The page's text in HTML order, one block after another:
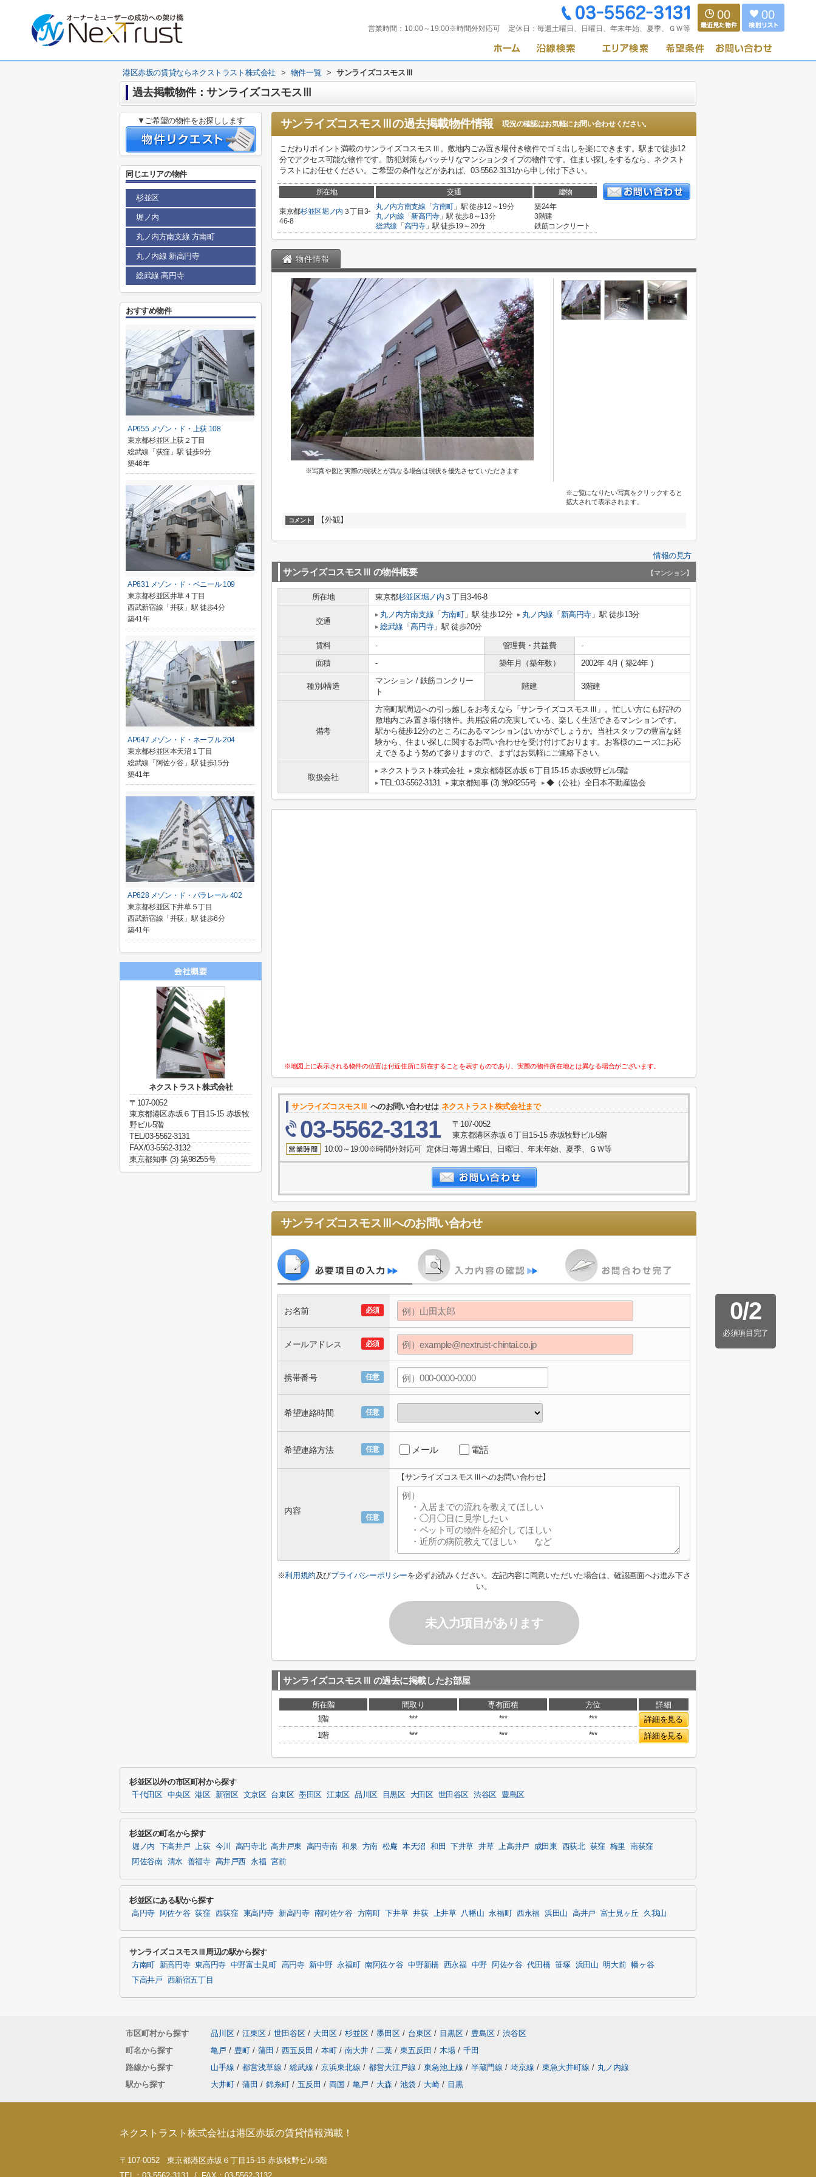
営業時間： 10:00～19:00※時間外対応可 定休日： 毎週土曜日、日曜日、年末年始、夏季、ＧＷ等
00 00
港区赤坂の賃貸ならネクストラスト株式会社 > 物件一覧 > サンライズコスモスⅢ
過去掲載物件：サンライズコスモスⅢ
サンライズコスモスⅢの過去掲載物件情報 現況の確認はお気軽にお問い合わせください。
こだわりポイント満載のサンライズコスモスⅢ。敷地内ごみ置き場付き物件でゴミ出しを楽にできます。駅まで徒歩12
分でアクセス可能な物件です。防犯対策もバッチリなマンションタイプの物件です。住まい探しをするなら、ネクスト
ラストにお任せください。ご希望の条件などがあれば、03-5562-3131から申し付け下さい。
所在地 交通 建物
東京都杉並区堀ノ内 ３丁目3-
46-8
丸ノ内方南支線 「方南町 」駅 徒歩12～19分
丸ノ内線 「新高円寺」駅 徒歩8～13分
総武線 「 高円寺」駅 徒歩19～20分
築24年
3階建
鉄筋コンクリート
物件情報
※写真や図と実際の現状とが異なる場合は現状を優先させていただきます
※ご覧になりたい写真をクリックすると
拡大されて表示されます。
コメント 【外観】
情報の見方
サンライズコスモスⅢ の物件概要 【マンション】
所在地 東京都杉並区堀ノ内 ３丁目3-46-8
交通
丸ノ内方南支線 「 方南町」駅 徒歩12分 丸ノ内線 「 新高円寺」駅 徒歩13分
総武線 「高円寺」駅 徒歩20分
賃料 - 管理費・共益費
-
面積
- 築年月（築年数） 2002年 4月 ( 築24年 )
種別/構造
マンション / 鉄筋コンクリー
ト
階建 3階建
備考
方南町駅周辺への引っ越しをお考えなら「サンライズコスモスⅢ」。忙しい方にも好評の
敷地内ごみ置き場付物件。共用設備の充実している、楽しく生活できるマンションです。
駅から徒歩12分のところにあるマンションはいかがでしょうか。当社スタッフの豊富な経
験から、住まい探しに関するお問い合わせを受け付けております。お客様のニーズにお応
えできるよう努めて参りますので、まずはお気軽にご連絡下さい。
取扱会社
ネクストラスト株式会社
東京都港区赤坂６丁目15-15 赤坂牧野ビル5階
TEL:03-5562-3131
東京都知事 (3) 第98255号 ◆（公社）全日本不動産協会
※地図上に表示される物件の位置は付近住所に所在することを表すものであり、実際の物件所在地とは異なる場合がございます。
サンライズコスモスⅢ へのお問い合わせは ネクストラスト株式会社まで
03-5562-3131
〒107-0052
東京都港区赤坂６丁目15-15 赤坂牧野ビル5階
10:00～19:00※時間外対応可 定休日:毎週土曜日、日曜日、年末年始、夏季、ＧＷ等
サンライズコスモスⅢへのお問い合わせ
0/2
必須項目完了
必須
お名前
必須
メールアドレス
任意
携帯番号
任意
希望連絡時間
任意
希望連絡方法 メール 電話
任意
内容
【サンライズコスモスⅢへのお問い合わせ】
※利用規約及びプライバシーポリシーを必ずお読みください。左記内容に同意いただいた場合は、確認画面へお進み下さ
い。
未入力項目があります
サンライズコスモスⅢ の過去に掲載したお部屋
所在階 間取り 専有面積 方位
詳細
1階
*** *** ***
詳細を見る
1階
*** *** *** 詳細を見る
▼ご希望の物件をお探しします
同じエリアの物件
杉並区
堀ノ内
丸ノ内方南支線 方南町
丸ノ内線 新高円寺
総武線 高円寺
おすすめ物件
AP655 メゾン・ド・上荻 108
東京都杉並区上荻２丁目
総武線「荻窪」駅 徒歩9分
築46年
AP631 メゾン・ド・ベニール 109
東京都杉並区井草４丁目
西武新宿線「井荻」駅 徒歩4分
築41年
AP647 メゾン・ド・ネーフル 204
東京都杉並区本天沼１丁目
総武線「阿佐ケ谷」駅 徒歩15分
築41年
AP628 メゾン・ド・パラレール 402
東京都杉並区下井草５丁目
西武新宿線「井荻」駅 徒歩6分
築41年
ネクストラスト株式会社
〒107-0052
東京都港区赤坂６丁目15-15 赤坂牧
野ビル5階
TEL/03-5562-3131
FAX/03-5562-3132
東京都知事 (3) 第98255号
杉並区以外の市区町村から探す
千代田区 中央区 港区 新宿区 文京区 台東区 墨田区 江東区 品川区 目黒区 大田区 世田谷区 渋谷区 豊島区
杉並区の町名から探す
堀ノ内 下高井戸 上荻 今川 高円寺北 高井戸東 高円寺南 和泉 方南 松庵 本天沼 和田 下井草 井草 上高井戸 成田東 西荻北 荻窪 梅里
南荻窪
阿佐谷南
清水 善福寺 高井戸西 永福 宮前
杉並区にある駅から探す
高円寺 阿佐ケ谷 荻窪 西荻窪 東高円寺 新高円寺 南阿佐ケ谷 方南町 下井草 井荻 上井草 八幡山 永福町 西永福 浜田山 高井戸 富士見ヶ丘 久我山
サンライズコスモスⅢ周辺の駅から探す
方南町 新高円寺 東高円寺 中野富士見町 高円寺 新中野 永福町 南阿佐ケ谷 中野新橋 西永福 中野 阿佐ケ谷 代田橋 笹塚 浜田山 明大前 幡ヶ谷
下高井戸
西新宿五丁目
市区町村から探す 品川区 / 江東区 / 世田谷区 / 大田区 / 杉並区 / 墨田区 / 台東区 / 目黒区 / 豊島区 / 渋谷区
町名から探す
亀戸 / 豊町 / 蒲田 / 西五反田 / 本町 / 南大井 / 二葉 / 東五反田 / 木場 / 千田
路線から探す
山手線 / 都営浅草線 / 総武線 / 京浜東北線 / 都営大江戸線 / 東急池上線 / 半蔵門線 / 埼京線 / 東急大井町線 / 丸ノ内線
駅から探す
大井町 / 蒲田 / 錦糸町 / 五反田 / 両国 / 亀戸 / 大森 / 池袋 / 大崎 / 目黒
ネクストラスト株式会社は港区赤坂の賃貸情報満載！
〒107-0052 東京都港区赤坂６丁目15-15 赤坂牧野ビル5階